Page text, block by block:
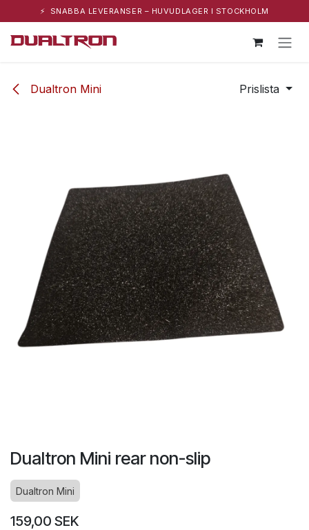
⚡ SNABBA LEVERANSER – HUVUDLAGER I STOCKHOLM
Dualtron Mini Prislista
Dualtron Mini rear non-slip
Dualtron Mini
159,00 SEK